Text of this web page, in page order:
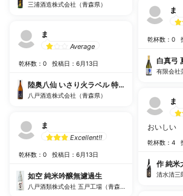
三浦酒造株式会社（青森県）
ま
Average
乾杯数：0 投稿日：6月13日
陸奥八仙 いさり火ラベル 特別純米 火入
八戸酒造株式会社（青森県）
ま
Excellent!!
乾杯数：0 投稿日：6月13日
如空 純米吟醸無濾過生
八戸酒類株式会社 五戸工場（青森県）
ま
乾杯数：0
白真弓
有限会社
ま
おいしい
乾杯数：4
作 純米
清水清三